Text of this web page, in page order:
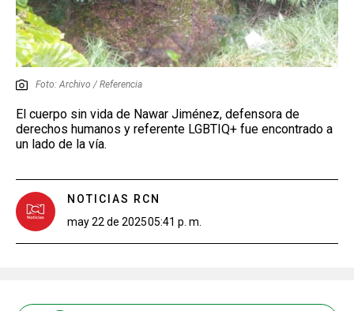
Foto: Archivo / Referencia
El cuerpo sin vida de Nawar Jiménez, defensora de
derechos humanos y referente LGBTIQ+ fue encontrado a
un lado de la vía.
NOTICIAS RCN
may 22 de 202505:41 p. m.